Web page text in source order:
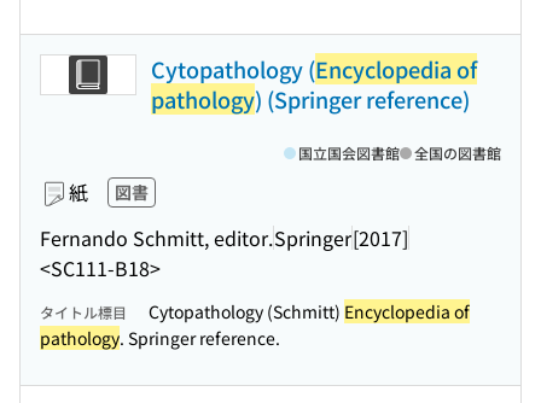
Cytopathology (Encyclopedia of
pathology) (Springer reference)
紙 図書
Fernando Schmitt, editor.Springer[2017]
<SC111-B18>
国立国会図書館 全国の図書館
タイトル標目 Cytopathology (Schmitt) Encyclopedia of
pathology. Springer reference.